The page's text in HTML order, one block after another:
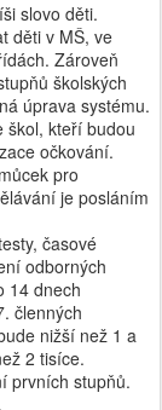
slovo děti.
děti v MŠ, ve
Zároveň
školských
úprava systému.
škol, kteří budou
očkování.
pro
je posláním
časové
odborných
14 dnech
členných
nižší než 1 a
2 tisíce.
prvních stupňů.